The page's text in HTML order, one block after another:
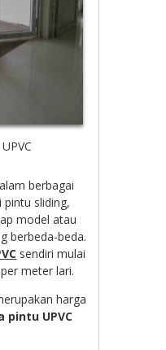
berbagai
sliding,
model atau
berbeda-beda.
sendiri mulai
meter lari.
harga
pintu UPVC